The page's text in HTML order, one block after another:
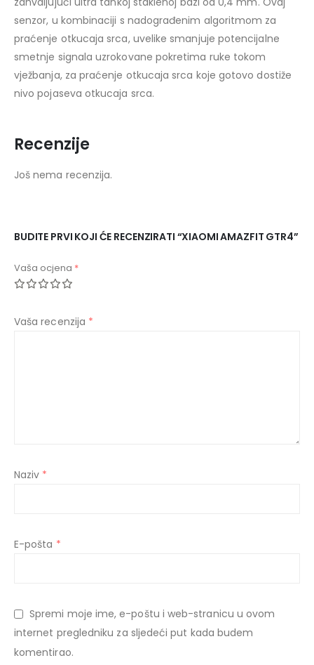
senzor, u kombinaciji s nadograđenim algoritmom za
praćenje otkucaja srca, uvelike smanjuje potencijalne
smetnje signala uzrokovane pokretima ruke tokom
vježbanja, za praćenje otkucaja srca koje gotovo dostiže
nivo pojaseva otkucaja srca.
Recenzije
Još nema recenzija.
BUDITE PRVI KOJI ĆE RECENZIRATI “XIAOMI AMAZFIT GTR4”
Vaša ocjena *
Vaša recenzija *
Naziv *
E-pošta *
Spremi moje ime, e-poštu i web-stranicu u ovom
internet pregledniku za sljedeći put kada budem
komentirao.